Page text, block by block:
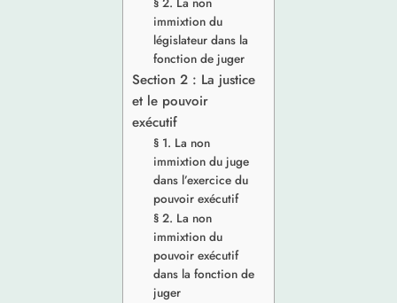
immixtion du
législateur dans la
fonction de juger
Section 2 : La justice
et le pouvoir
exécutif
§ 1. La non
immixtion du juge
dans l’exercice du
pouvoir exécutif
§ 2. La non
immixtion du
pouvoir exécutif
dans la fonction de
juger